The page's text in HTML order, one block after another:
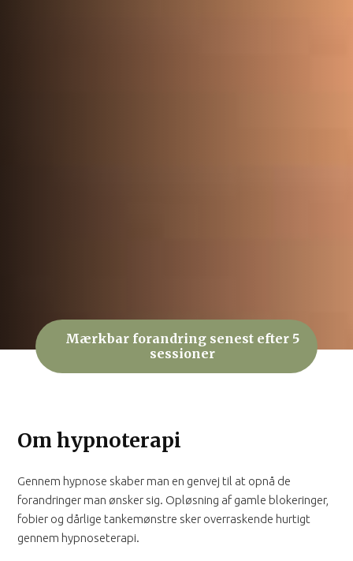
Mærkbar forandring senest efter 5
sessioner
Om hypnoterapi
Gennem hypnose skaber man en genvej til at opnå de
forandringer man ønsker sig. Opløsning af gamle blokeringer,
fobier og dårlige tankemønstre sker overraskende hurtigt
gennem hypnoseterapi.